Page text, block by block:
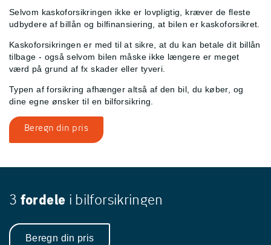
Selvom kaskoforsikringen ikke er lovpligtig, kræver de fleste
udbydere af billån og bilfinansiering, at bilen er kaskoforsikret.
Kaskoforsikringen er med til at sikre, at du kan betale dit billån
tilbage - også selvom bilen måske ikke længere er meget
værd på grund af fx skader eller tyveri.
Typen af forsikring afhænger altså af den bil, du køber, og
dine egne ønsker til en bilforsikring.
Beregn din pris
3 fordele i bilforsikringen
Beregn din pris